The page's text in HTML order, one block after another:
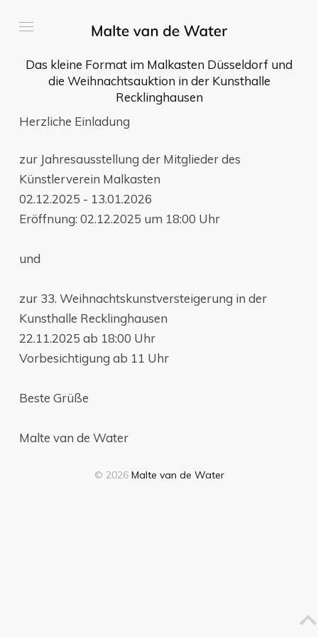
Das kleine Format im Malkasten Düsseldorf und
die Weihnachtsauktion in der Kunsthalle
Recklinghausen
Herzliche Einladung
zur Jahresausstellung der Mitglieder des
Künstlerverein Malkasten
02.12.2025 - 13.01.2026
Eröffnung: 02.12.2025 um 18:00 Uhr
und
zur 33. Weihnachtskunstversteigerung in der
Kunsthalle Recklinghausen
22.11.2025 ab 18:00 Uhr
Vorbesichtigung ab 11 Uhr
Beste Grüße
Malte van de Water
© 2026 Malte van de Water